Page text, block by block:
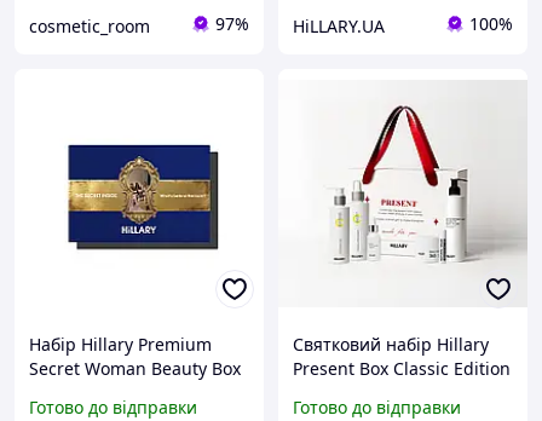
cosmetic_room 97% HiLLARY.UA 100%
Набір Hillary Premium
Secret Woman Beauty Box
Готово до відправки
Святковий набір Hillary
Present Box Classic Edition
Готово до відправки